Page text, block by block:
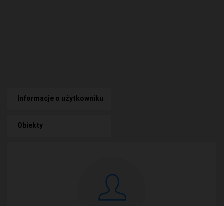
Informacje o użytkowniku
Obiekty